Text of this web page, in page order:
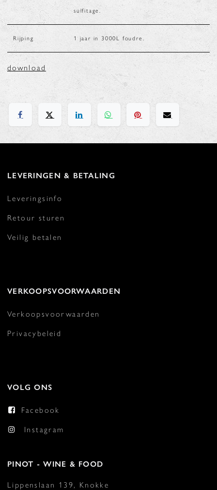
sulfitage.
Rijping 1 jaar in 3000L foudre.
download
LEVERINGEN & BETALING
Leveringsinfo
Retour sturen
Veilig betalen
VERKOOPSVOORWAARDEN
Verkoopsvoorwaarden
Privacybeleid
VOLG ONS
Facebook
Instagram
PINOT - WINE & FOOD
Lippenslaan 139, Knokke